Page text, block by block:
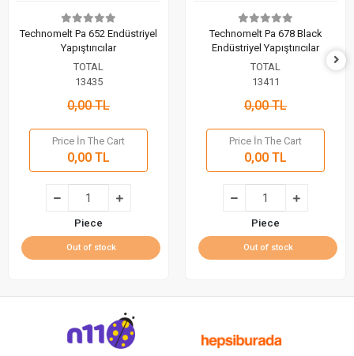
Technomelt Pa 652 Endüstriyel
Yapıştırıcılar
TOTAL
13435
0,00 TL
Price İn The Cart
0,00 TL
Piece
Out of stock
Technomelt Pa 678 Black
Endüstriyel Yapıştırıcılar
TOTAL
13411
0,00 TL
Price İn The Cart
0,00 TL
Piece
Out of stock